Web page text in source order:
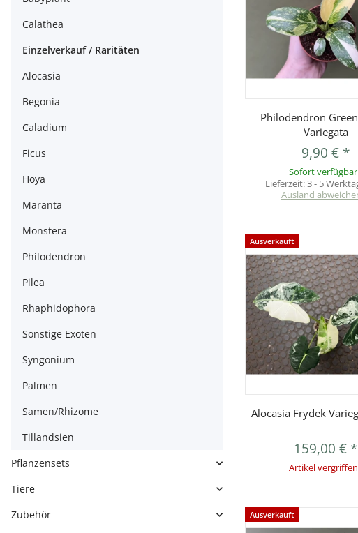
Vorschau
Philodendron
Variegata
9,90 € *
Sofort verfügbar
Lieferzeit:3 - 5
Ausland
Ausverkauft
Vorschau
Alocasia Frydek
159,00 € *
Artikel vergriffen
Ausverkauft
Calathea
Einzelverkauf / Raritäten
Alocasia
Begonia
Caladium
Ficus
Hoya
Maranta
Monstera
Philodendron
Pilea
Rhaphidophora
Sonstige Exoten
Syngonium
Palmen
Samen/Rhizome
Tillandsien
Pflanzensets
Tiere
Zubehör